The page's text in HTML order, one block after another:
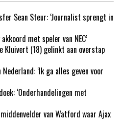
Sean Steur: ‘Journalist sprengt in
met speler van NEC’
Kluivert (18) gelinkt aan overstap
‘Ik ga alles geven voor
‘Onderhandelingen met
van Watford waar Ajax